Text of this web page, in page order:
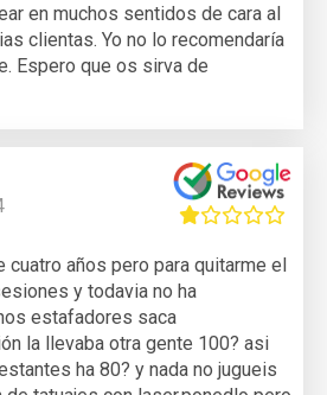
en muchos sentidos de cara al
clientas. Yo no lo recomendaría
Espero que os sirva de
cuatro años pero para quitarme el
y todavia no ha
estafadores saca
la llevaba otra gente 100? asi
ha 80? y nada no jugueis